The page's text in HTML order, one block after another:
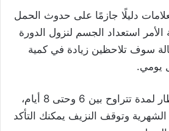
دليلًا جازمًا على حدوث الحمل
استعداد الجسم لنزول الدورة
سوف تلاحظين زيادة في كمية
يومي.
لذلك من الأفضل الانتظار لمدة تتراوح بين 6 وحتى 8 أيام،
وتوقف النزيف يمكنك التأكد